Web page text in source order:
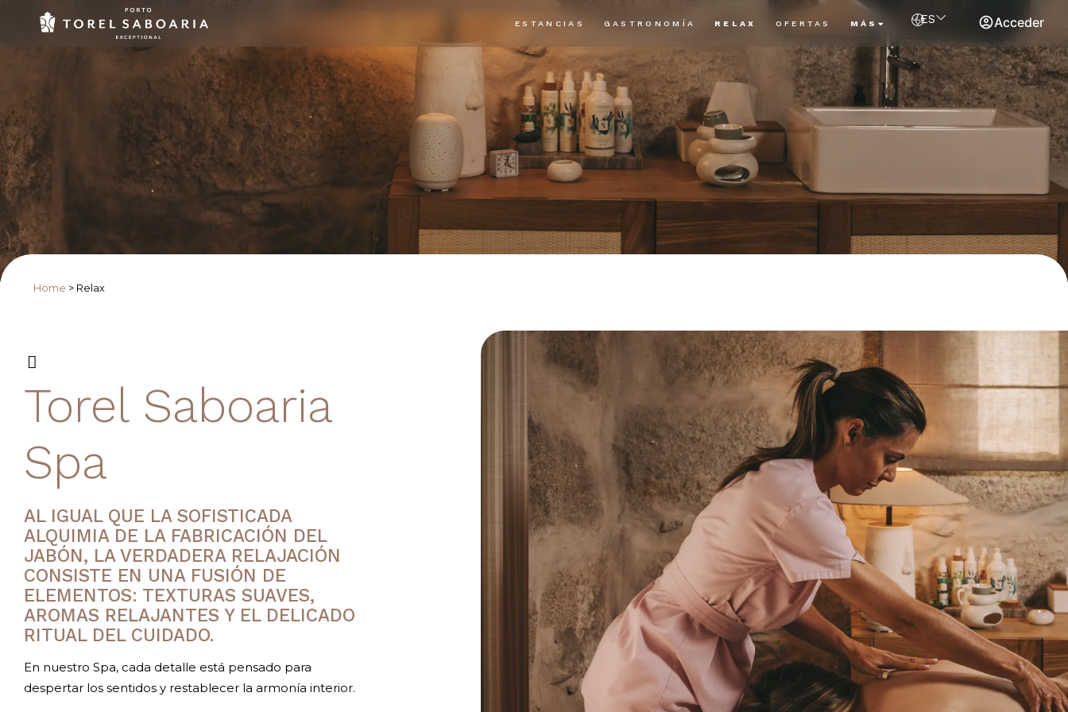
ESTANCIAS GASTRONOMÍA RELAX OFERTAS MÁS ES Acceder
Home > Relax
Torel Saboaria
Spa
AL IGUAL QUE LA SOFISTICADA
ALQUIMIA DE LA FABRICACIÓN DEL
JABÓN, LA VERDADERA RELAJACIÓN
CONSISTE EN UNA FUSIÓN DE
ELEMENTOS: TEXTURAS SUAVES,
AROMAS RELAJANTES Y EL DELICADO
RITUAL DEL CUIDADO.
En nuestro Spa, cada detalle está pensado para
despertar los sentidos y restablecer la armonía interior.